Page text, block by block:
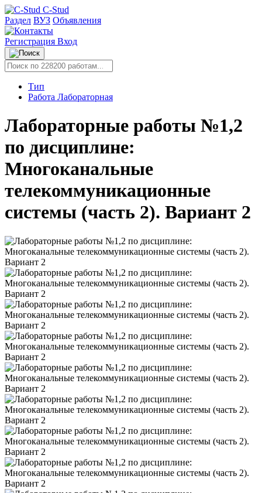
C-Stud
Раздел ВУЗ Объявления
Регистрация Вход
Тип
Работа Лабораторная
Лабораторные работы №1,2
по дисциплине:
Многоканальные
телекоммуникационные
системы (часть 2). Вариант 2